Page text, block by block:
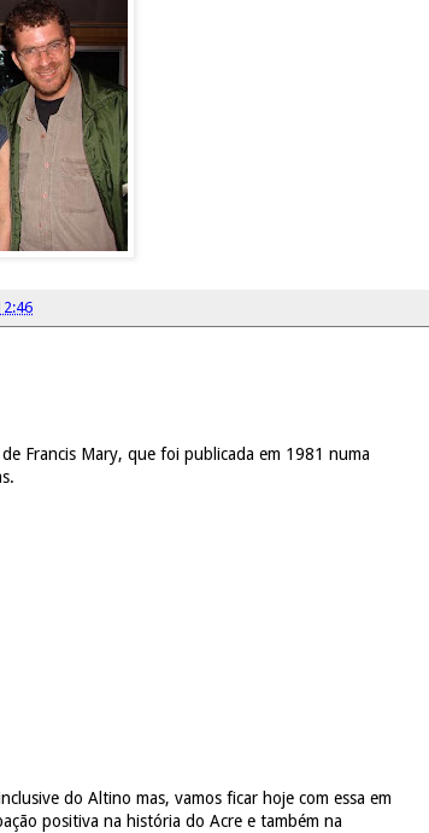
Francis Mary, que foi publicada em 1981 numa
do Altino mas, vamos ficar hoje com essa em
positiva na história do Acre e também na